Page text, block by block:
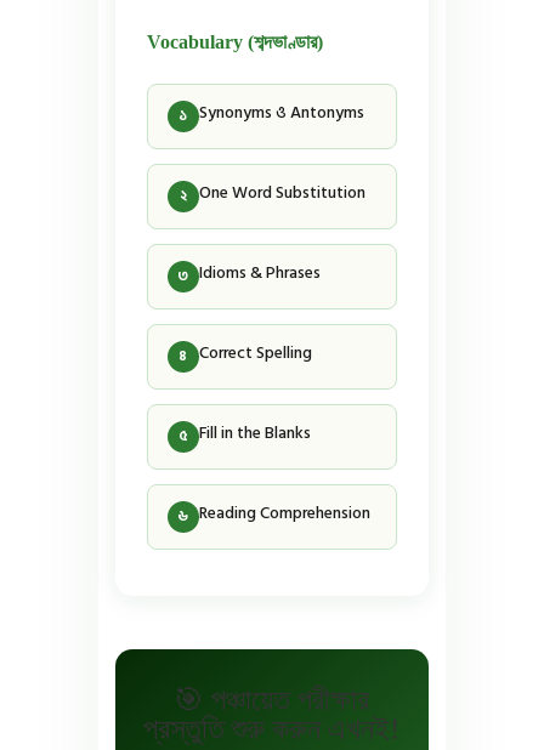
Vocabulary (শব্দভাণ্ডার)
১ Synonyms ও Antonyms
২ One Word Substitution
৩ Idioms & Phrases
৪ Correct Spelling
৫ Fill in the Blanks
৬ Reading Comprehension
🎯 পঞ্চায়েত পরীক্ষার
প্রস্তুতি শুরু করুন এখনই!